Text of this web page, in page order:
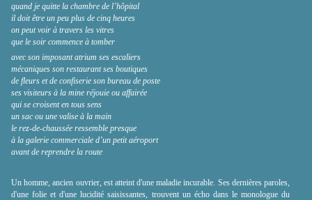
quand je quitte la chambre de l’hôpital
il doit être un peu plus de cinq heures
on peut voir à travers les vitres
que le soir commence à tomber
avec son imposant atrium ses escaliers
mécaniques son restaurant ses boutiques
de fleurs et de confiserie son bureau de poste
ses visiteurs à la mine réjouie ou affairée
qui se croisent en tous sens
un sac ou une valise à la main
le rez-de-chaussée ressemble presque
à la galerie commerciale d’un petit aéroport
avant de reprendre la route
Un homme, ancien ouvrier, est atteint d'une maladie incurable. Ses dernières paroles,
d'une folie et d'une lucidité saisissantes, trouvent un écho dans le monologue du